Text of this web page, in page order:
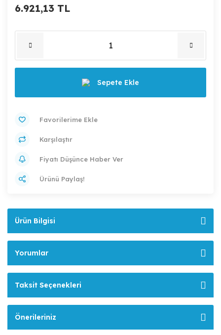
6.921,13 TL
Sepete Ekle
Karşılaştır
Fiyatı Düşünce Haber Ver
Ürünü Paylaş!
Ürün Bilgisi
Yorumlar
Taksit Seçenekleri
Önerileriniz